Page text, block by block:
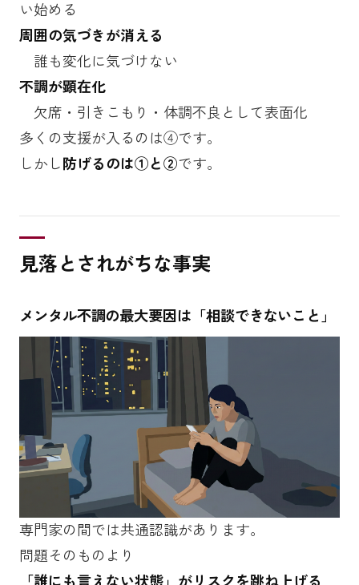
い始める
周囲の気づきが消える
誰も変化に気づけない
不調が顕在化
欠席・引きこもり・体調不良として表面化
多くの支援が入るのは④です。
しかし 防げるのは①と②です。
見落とされがちな事実
メンタル不調の最大要因は「相談できないこと」
専門家の間では共通認識があります。
問題そのものより